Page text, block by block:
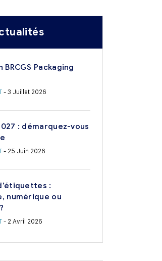
Packaging
- 3 Juillet 2026
: démarquez-vous
- 25 Juin 2026
:
numérique ou
- 2 Avril 2026